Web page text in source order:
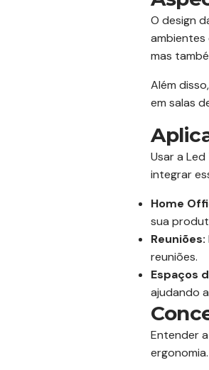
O design
ambientes
mas
Além
em salas
Usar a
integrar
Home
sua
Reuniões:
reuniões.
Espaços
ajudando
Entender a